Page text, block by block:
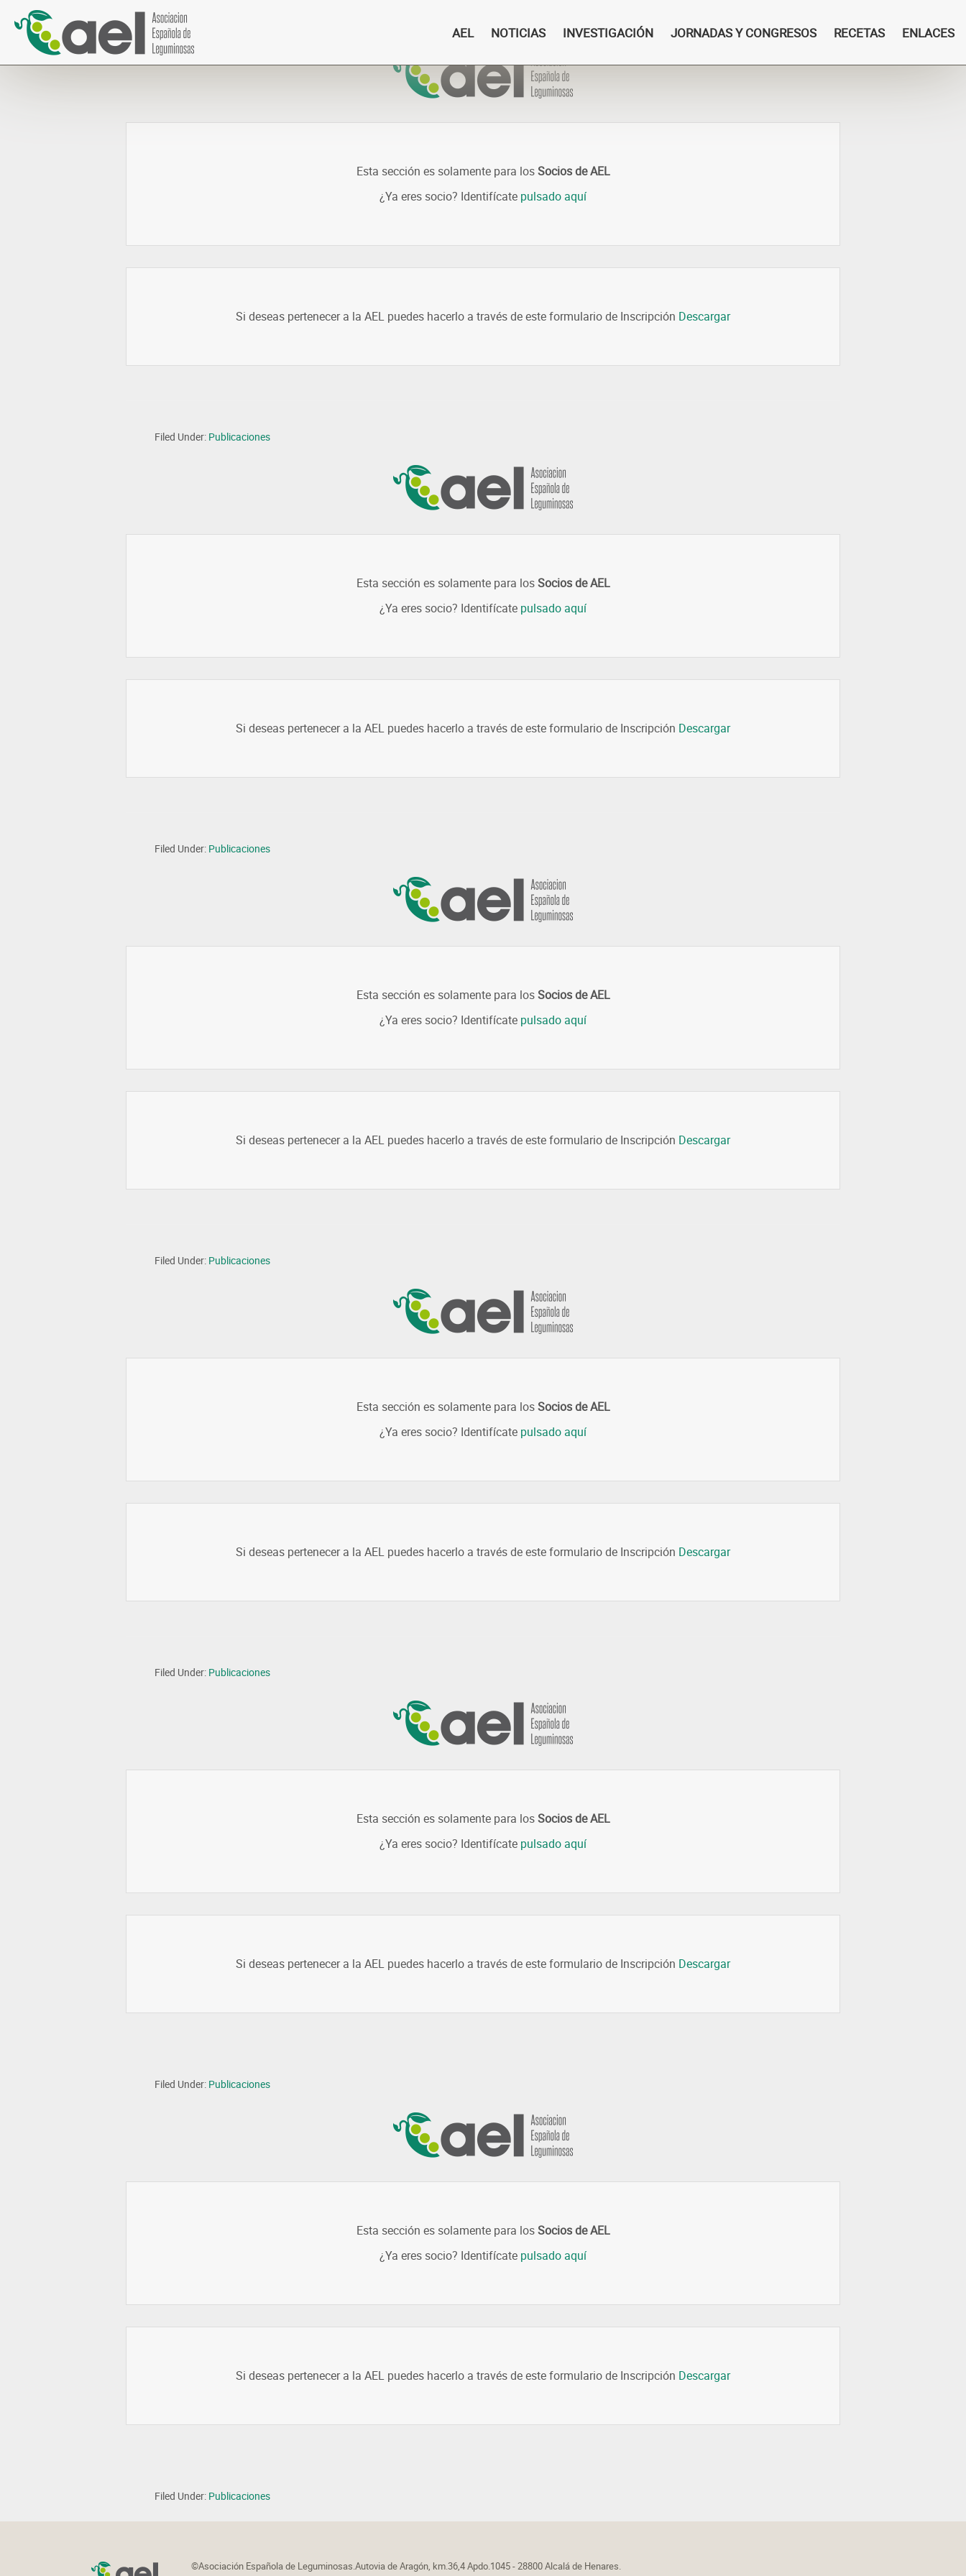
AEL NOTICIAS INVESTIGACIÓN JORNADAS Y CONGRESOS RECETAS ENLACES
Esta sección es solamente para losSocios de AEL
¿Ya eres socio? Identifícate pulsado aquí
Si deseas pertenecer a la AEL puedes hacerlo a través de este formulario de Inscripción Descargar
Filed Under: Publicaciones
Esta sección es solamente para losSocios de AEL
¿Ya eres socio? Identifícate pulsado aquí
Si deseas pertenecer a la AEL puedes hacerlo a través de este formulario de Inscripción Descargar
Filed Under: Publicaciones
Esta sección es solamente para losSocios de AEL
¿Ya eres socio? Identifícate pulsado aquí
Si deseas pertenecer a la AEL puedes hacerlo a través de este formulario de Inscripción Descargar
Filed Under: Publicaciones
Esta sección es solamente para losSocios de AEL
¿Ya eres socio? Identifícate pulsado aquí
Si deseas pertenecer a la AEL puedes hacerlo a través de este formulario de Inscripción Descargar
Filed Under: Publicaciones
Esta sección es solamente para losSocios de AEL
¿Ya eres socio? Identifícate pulsado aquí
Si deseas pertenecer a la AEL puedes hacerlo a través de este formulario de Inscripción Descargar
Filed Under: Publicaciones
Esta sección es solamente para losSocios de AEL
¿Ya eres socio? Identifícate pulsado aquí
Si deseas pertenecer a la AEL puedes hacerlo a través de este formulario de Inscripción Descargar
Filed Under: Publicaciones
©Asociación Española de Leguminosas.Autovia de Aragón, km.36,4 Apdo.1045 - 28800 Alcalá de Henares.